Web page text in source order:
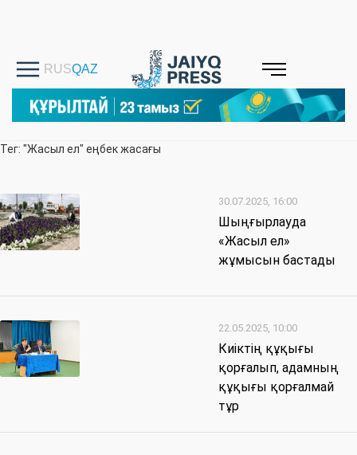
Тег: "Жасыл ел" еңбек жасағы
30.07.2025, 16:00
Шыңғырлауда
«Жасыл ел»
жұмысын бастады
22.05.2025, 10:00
Киіктің құқығы
қорғалып, адамның
құқығы қорғалмай
тұр